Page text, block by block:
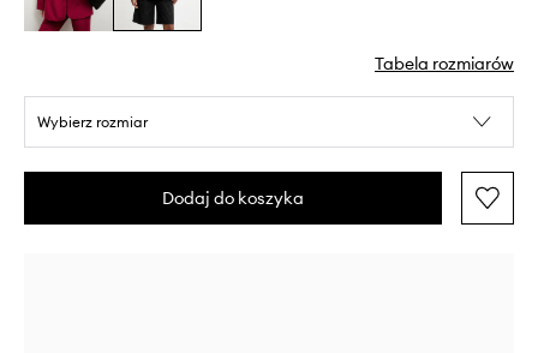
Tabela rozmiarów
Wybierz rozmiar
Dodaj do koszyka